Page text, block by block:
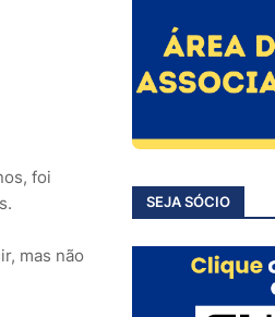
foi
mas não
SEJA SÓCIO